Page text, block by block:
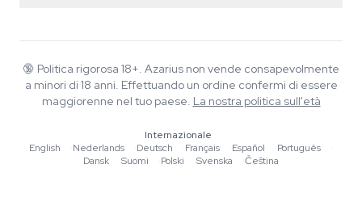
FAQ
Informativa sulla privacy
Wiki
Blog
Scrittori
Strumenti e Calcolatori
🔞 Politica rigorosa 18+. Azarius non vende consapevolmente
a minori di 18 anni. Effettuando un ordine confermi di essere
maggiorenne nel tuo paese. La nostra politica sull'età
Internazionale
English
·Nederlands ·Deutsch ·Français ·Español ·Português
·
Dansk
·Suomi ·Polski ·Svenska ·Čeština